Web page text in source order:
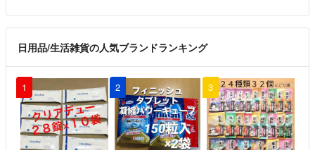
※素人の自宅保管のため新品であっても、外装等にスレやキズがある場
合がございます。
以上となります。
どうぞよろしくお願いいたします！
日用品/生活雑貨の人気ブランドランキング
1 2 3